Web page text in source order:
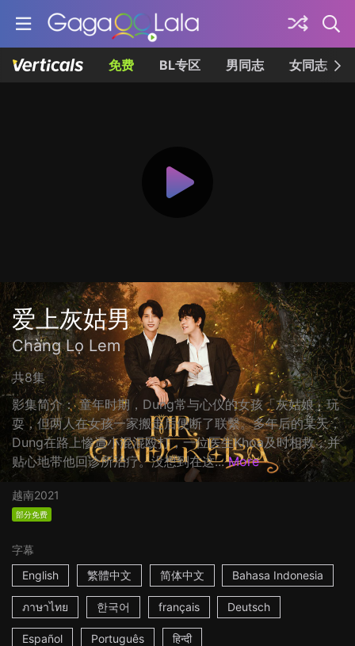
免费 BL专区 男同志 女同志
爱上灰姑男
Chàng Lọ Lem
共8集
影集简介： 童年时期，Dung常与心仪的女孩「灰姑娘」玩
耍，但两人在女孩一家搬走后便断了联繫。多年后的某天，
Dung在路上惨遭小混混殴打，一位医生Khoa及时相救，并
贴心地带他回诊所治疗。没想到在这... More
越南2021
部分免费
字幕
English
繁體中文 简体中文 Bahasa Indonesia
ภาษาไทย 한국어 français Deutsch
Español Português हिन्दी